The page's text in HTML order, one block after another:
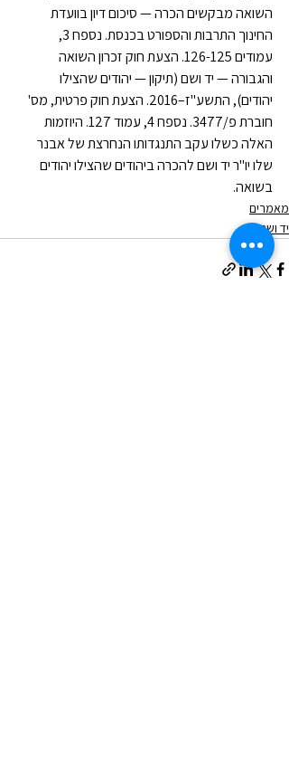
השואה מבקשים הכרה — סיכום דיון בוועדת
החינוך התרבות והספורט בכנסת. נספח 3,
עמודים 126-125. הצעת חוק זכרון השואה
והגבורה — יד ושם (תיקון — יהודים שהצילו
יהודים), התשע"ז–2016. הצעת חוק פרטית, מס'
חוברת פ/3477. נספח 4, עמוד 127. היוזמות
האלה כשלו עקב התנגדותו הנחרצת של אבנר
שלו יו"ר יד ושם להכרה ביהודים שהצילו יהודים
בשואה.
מאמרים
יד ושם